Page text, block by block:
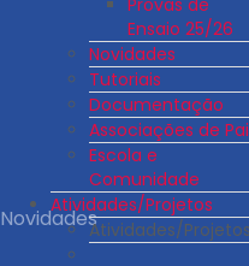
Ensaio 25/26
Novidades
Tutoriais
Documentação
Associações de
Escola e
Comunidade
Atividades/Projetos
Atividades/
Novidades